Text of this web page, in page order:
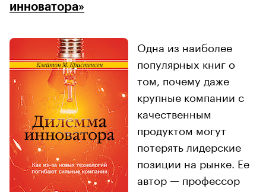
инноватора»
Одна из наиболее
популярных книг о
том, почему даже
крупные компании с
качественным
продуктом могут
потерять лидерские
позиции на рынке. Ее
автор — профессор